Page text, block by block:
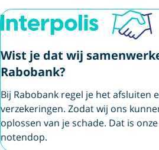
Wist je dat wij
Rabobank?
Bij Rabobank regel je het afsluiten
verzekeringen. Zodat wij ons
oplossen van je schade. Dat is
notendop.